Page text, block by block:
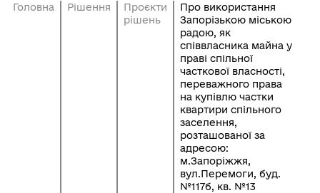
Головна Рішення
Проєкти
рішень
Про використання
Запорізькою міською
радою, як
співвласника майна у
праві спільної
часткової власності,
переважного права
на купівлю частки
квартири спільного
заселення,
розташованої за
адресою:
м.Запоріжжя,
вул.Перемоги, буд.
№117б, кв. №13